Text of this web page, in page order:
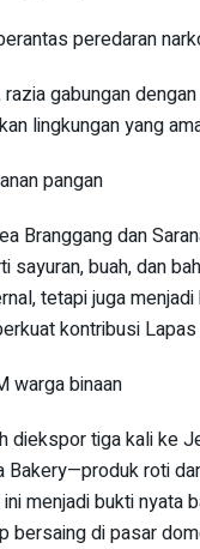
peredaran
gabungan
lingkungan yang
pangan
Branggang dan
buah, dan
tetapi juga
kontribusi
warga binaan
diekspor tiga kali ke
Bakery—produk roti
menjadi bukti nyata
bersaing di pasar